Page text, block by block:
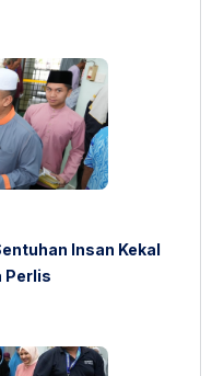
Insan Kekal
Perlis